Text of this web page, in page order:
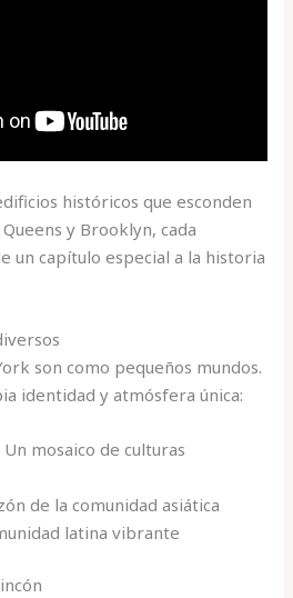
históricos que esconden
y Brooklyn, cada
un capítulo especial a la historia
son como pequeños mundos.
identidad y atmósfera única:
mosaico de culturas
de la comunidad asiática
latina vibrante